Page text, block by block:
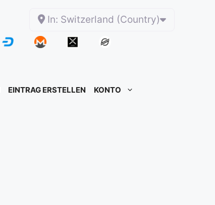
In: Switzerland (Country)
EINTRAG ERSTELLEN KONTO